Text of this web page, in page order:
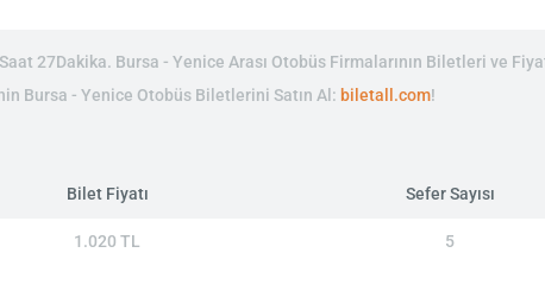
27Dakika. Bursa - Yenice Arası Otobüs Firmalarının Biletleri ve
Bursa - Yenice Otobüs Biletlerini Satın Al: biletall.com!
Bilet Fiyatı Sefer Sayısı
1.020 TL 5